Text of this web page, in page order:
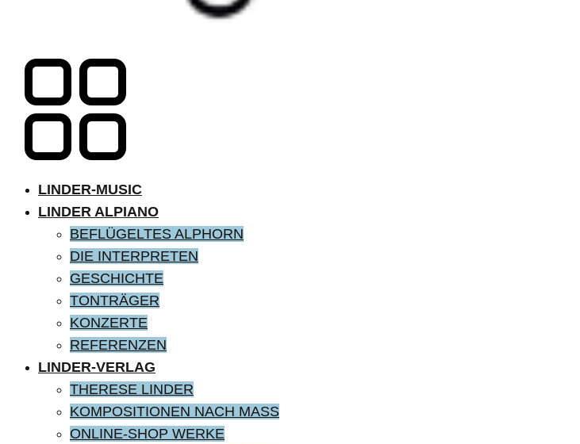
LINDER-MUSIC
LINDER ALPIANO
BEFLÜGELTES ALPHORN
DIE INTERPRETEN
GESCHICHTE
TONTRÄGER
KONZERTE
REFERENZEN
LINDER-VERLAG
THERESE LINDER
KOMPOSITIONEN NACH MASS
ONLINE-SHOP WERKE